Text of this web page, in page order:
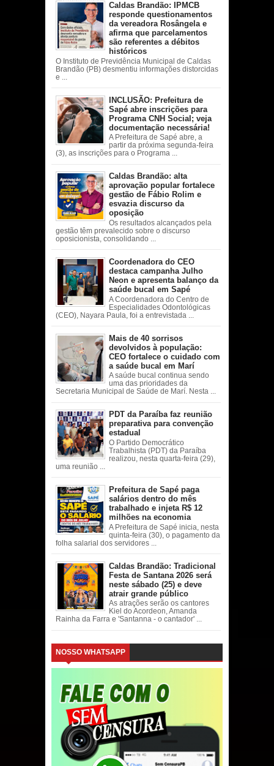
Caldas Brandão: IPMCB
responde questionamentos
da vereadora Rosângela e
afirma que parcelamentos
são referentes a débitos
históricos
O Instituto de Previdência Municipal de Caldas
Brandão (PB) desmentiu informações distorcidas
e ...
INCLUSÃO: Prefeitura de
Sapé abre inscrições para
Programa CNH Social; veja
documentação necessária!
A Prefeitura de Sapé abre, a
partir da próxima segunda-feira
(3), as inscrições para o Programa ...
Caldas Brandão: alta
aprovação popular fortalece
gestão de Fábio Rolim e
esvazia discurso da
oposição
Os resultados alcançados pela
gestão têm prevalecido sobre o discurso
oposicionista, consolidando ...
Coordenadora do CEO
destaca campanha Julho
Neon e apresenta balanço da
saúde bucal em Sapé
A Coordenadora do Centro de
Especialidades Odontológicas
(CEO), Nayara Paula, foi a entrevistada ...
Mais de 40 sorrisos
devolvidos à população:
CEO fortalece o cuidado com
a saúde bucal em Marí
A saúde bucal continua sendo
uma das prioridades da
Secretaria Municipal de Saúde de Marí. Nesta ...
PDT da Paraíba faz reunião
preparativa para convenção
estadual
O Partido Democrático
Trabalhista (PDT) da Paraíba
realizou, nesta quarta-feira (29),
uma reunião ...
Prefeitura de Sapé paga
salários dentro do mês
trabalhado e injeta R$ 12
milhões na economia
A Prefeitura de Sapé inicia, nesta
quinta-feira (30), o pagamento da
folha salarial dos servidores ...
Caldas Brandão: Tradicional
Festa de Santana 2026 será
neste sábado (25) e deve
atrair grande público
As atrações serão os cantores
Kiel do Acordeon, Amanda
Rainha da Farra e 'Santanna - o cantador' ...
NOSSO WHATSAPP